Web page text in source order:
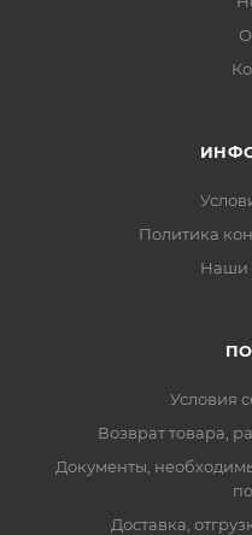
Политика
Наши
Условия
Возврат товара,
Документы,
Доставка,